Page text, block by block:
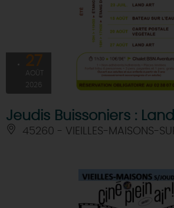
27
AOÛT
2026
Jeudis Buissoniers :
45260 - VIEILLES-MAISONS-